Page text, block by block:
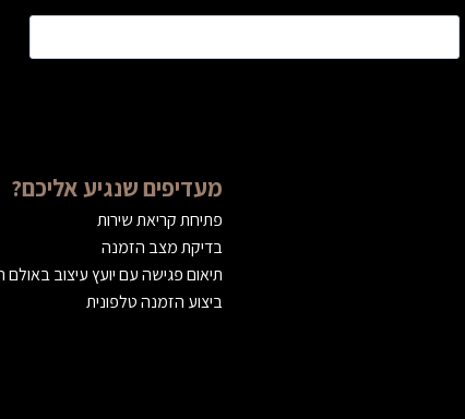
מעדיפים שנגיע אליכם?
פתיחת קריאת שירות
בדיקת מצב הזמנה
תיאום פגישה עם יועץ עיצוב באולם
ביצוע הזמנה טלפונית